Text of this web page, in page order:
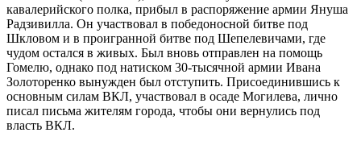
кавалерийского полка, прибыл в распоряжение армии Януша
Радзивилла. Он участвовал в победоносной битве под
Шкловом и в проигранной битве под Шепелевичами, где
чудом остался в живых. Был вновь отправлен на помощь
Гомелю, однако под натиском 30-тысячной армии Ивана
Золоторенко вынужден был отступить. Присоединившись к
основным силам ВКЛ, участвовал в осаде Могилева, лично
писал письма жителям города, чтобы они вернулись под
власть ВКЛ.